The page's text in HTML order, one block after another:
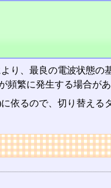
り、最良の電波状態の
頻繁に発生する場合が
依るので、切り替える